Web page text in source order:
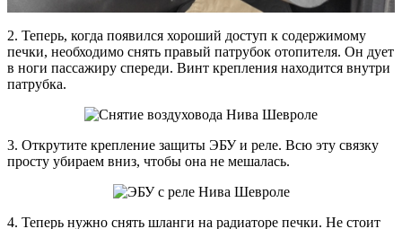
2. Теперь, когда появился хороший доступ к содержимому
печки, необходимо снять правый патрубок отопителя. Он дует
в ноги пассажиру спереди. Винт крепления находится внутри
патрубка.
3. Открутите крепление защиты ЭБУ и реле. Всю эту связку
просту убираем вниз, чтобы она не мешалась.
4. Теперь нужно снять шланги на радиаторе печки. Не стоит